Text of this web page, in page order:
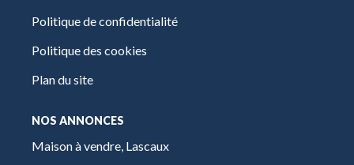
Politique de confidentialité
Politique des cookies
Plan du site
NOS ANNONCES
Maison à vendre, Lascaux